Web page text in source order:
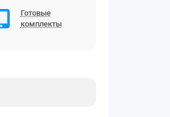
Готовые
комплекты